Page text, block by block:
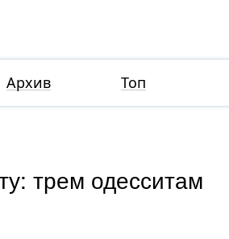
Архив Топ
трем одесситам